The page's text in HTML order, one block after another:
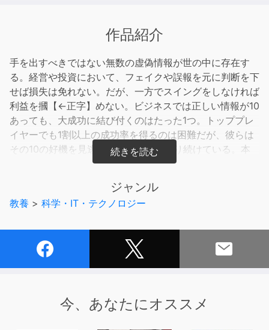
作品紹介
手を出すべきではない無数の虚偽情報が世の中に存在す
る。経営や投資において、フェイクや誤報を元に判断を下
せば損失は免れない。だが、一方でスイングをしなければ
利益を摑【←正字】めない。ビジネスでは正しい情報が10
あっても、大成功に結び付くのはたった1つ。トッププレ
イヤーでも1割以上の成功率を得るのは困難だが、彼らは
その10の好機を見逃さずにバットを振り続けている。本
書では投資家である著者が、自ら実践する情報の収集・活
ジャンル
教養 > 科学・IT・テクノロジー
今、あなたにオススメ